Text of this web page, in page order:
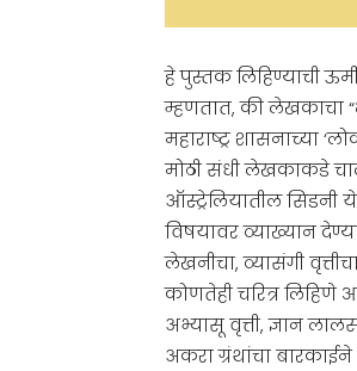
हे पुस्तक लिहिण्याची
म्हणतात, की लेखकाचा
महाराष्ट्र शासनाच्या
मोठी संधी लेखकाकडे
ऑस्ट्रेलियातील सिडनी
विषयावर व्याख्यान
लेखनीचा, व्यासंगी
कोणतेही चरित्र लिहिणे
अभ्यासू वृत्ती, ज्ञान
अकरा ग्रंथांचा